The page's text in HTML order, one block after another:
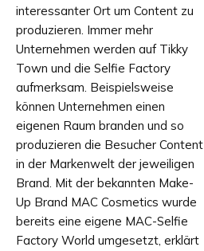
interessanter Ort um Content zu
produzieren. Immer mehr
Unternehmen werden auf Tikky
Town und die Selfie Factory
aufmerksam. Beispielsweise
können Unternehmen einen
eigenen Raum branden und so
produzieren die Besucher Content
in der Markenwelt der jeweiligen
Brand. Mit der bekannten Make-
Up Brand MAC Cosmetics wurde
bereits eine eigene MAC-Selfie
Factory World umgesetzt, erklärt